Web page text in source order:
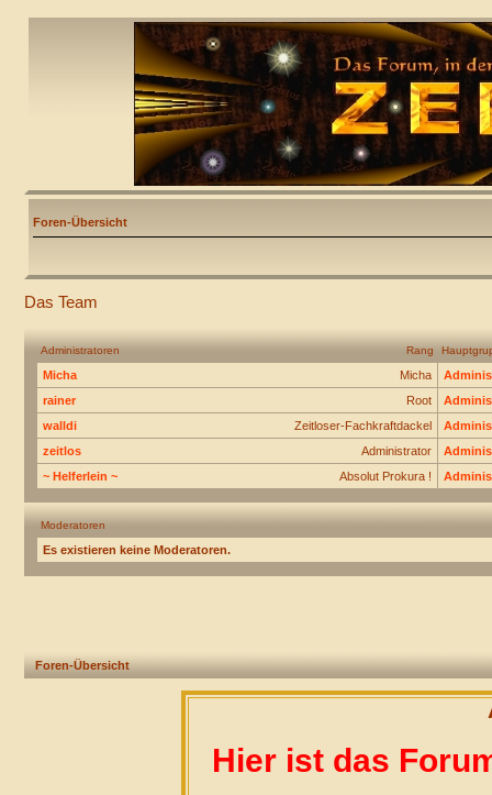
Foren-Übersicht
Das Team
Rang
Administratoren
Micha
Micha
Root
rainer
Zeitloser-Fachkraftdackel
walldi
Administrator
zeitlos
Absolut Prokura !
~ Helferlein ~
Moderatoren
Es existieren keine Moderatoren.
Foren-Übersicht
Hier ist das